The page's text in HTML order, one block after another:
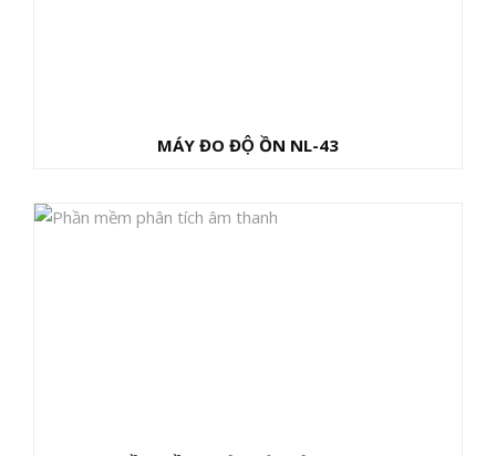
MÁY ĐO ĐỘ ỒN NL-43